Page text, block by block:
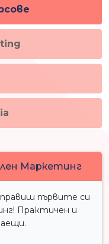
Маркетинг
първите си
Практичен и